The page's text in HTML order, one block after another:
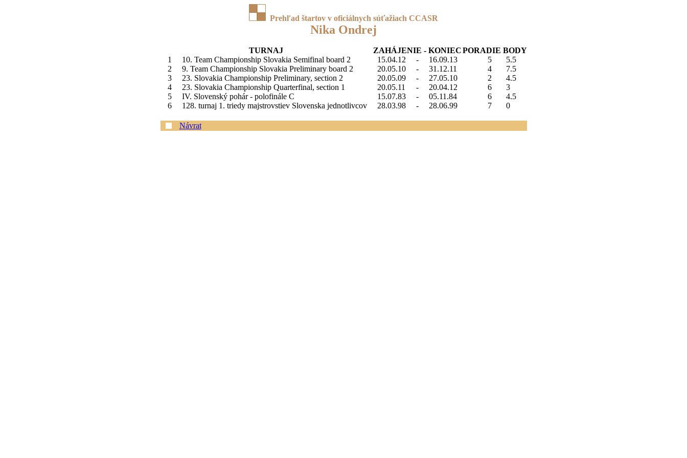
Prehľad štartov v oficiálnych súťažiach CCASR
Nika Ondrej
TURNAJ ZAHÁJENIE - KONIECPORADIE BODY
1
10. Team Championship Slovakia Semifinal board 2 15.04.12 - 16.09.13 5
5.5
2
9. Team Championship Slovakia Preliminary board 2 20.05.10 - 31.12.11 4
7.5
3
23. Slovakia Championship Preliminary, section 2 20.05.09 - 27.05.10 2
4.5
4
23. Slovakia Championship Quarterfinal, section 1 20.05.11 - 20.04.12 6
3
5
IV. Slovenský pohár - polofinále C 15.07.83 - 05.11.84 6
4.5
6
128. turnaj 1. triedy majstrovstiev Slovenska jednotlivcov 28.03.98 - 28.06.99 7 0
Návrat